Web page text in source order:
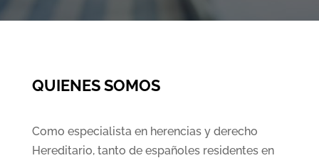
QUIENES SOMOS
Como especialista en herencias y derecho
Hereditario, tanto de españoles residentes en